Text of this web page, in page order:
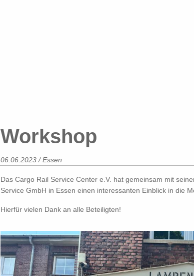
Workshop
06.06.2023/ Essen
Das Cargo Rail Service Center e.V. hat gemeinsam mit
Service GmbH in Essen einen interessanten Einblick in die
Hierfür vielen Dank an alle Beteiligten!